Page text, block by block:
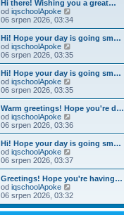
p
ě
v
e
k
í
ř
í
s
ě
v
e
p
o
s
e
n
í
p
í
s
p
v
e
k
z
t
p
o
s
e
n
í
p
í
s
p
v
e
k
Hi there! Wishing you a great…
od iqschoolApoke
o
b
r
z
t
p
o
s
e
n
í
p
í
s
p
v
e
k
06 srpen 2026, 03:34
Hi! Hope your day is going sm…
od iqschoolApoke
o
b
r
z
p
o
s
e
n
í
p
í
s
06 srpen 2026, 03:35
Hi! Hope your day is going sm…
od iqschoolApoke
o
b
r
a
z
t
p
o
e
n
í
06 srpen 2026, 03:35
Warm greetings! Hope you're d…
od iqschoolApoke
o
b
r
z
p
o
s
l
06 srpen 2026, 03:36
Hi! Hope your day is going sm…
od iqschoolApoke
o
b
r
z
t
06 srpen 2026, 03:37
Greetings! Hope you're having…
od iqschoolApoke
o
b
r
06 srpen 2026, 03:32